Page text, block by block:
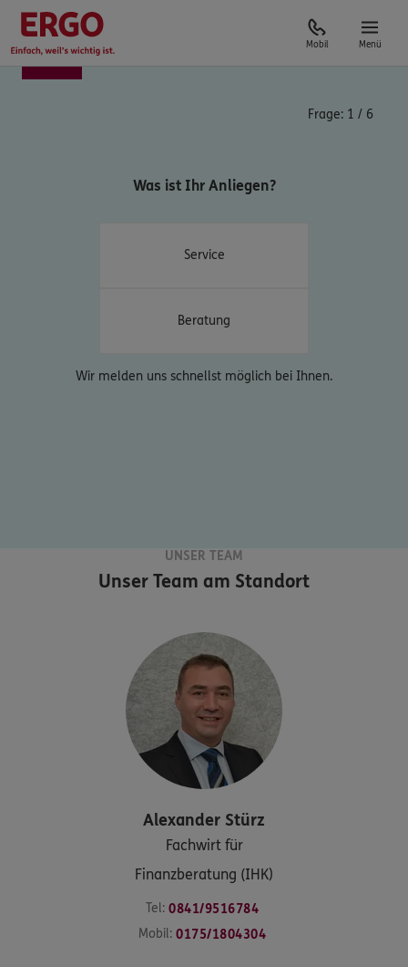
Mobil Menü
Frage: 1 / 6
Was ist Ihr Anliegen?
Service
Beratung
Wir melden uns schnellst möglich bei Ihnen.
UNSER TEAM
Unser Team am Standort
Alexander Stürz
Fachwirt für
Finanzberatung (IHK)
Tel: 0841/9516784
Mobil: 0175/1804304